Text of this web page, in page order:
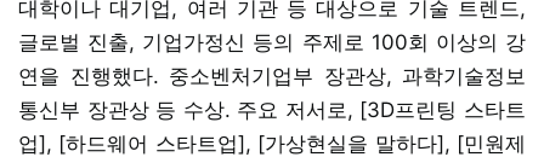
대학이나 대기업, 여러 기관 등 대상으로 기술 트렌드,
글로벌 진출, 기업가정신 등의 주제로 100회 이상의 강
연을 진행했다. 중소벤처기업부 장관상, 과학기술정보
통신부 장관상 등 수상. 주요 저서로, [3D프린팅 스타트
업], [하드웨어 스타트업], [가상현실을 말하다], [민원제